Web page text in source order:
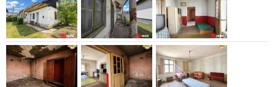
ZVÝRAZNENIE REALITNÝCH INZERÁTOV
REKLAMA
PARTNERI